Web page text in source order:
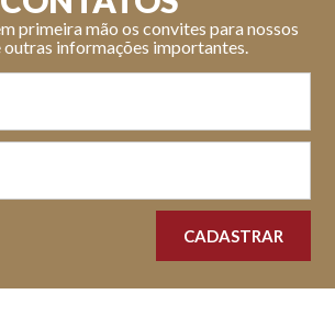
primeira mão os convites para nossos
outras informações importantes.